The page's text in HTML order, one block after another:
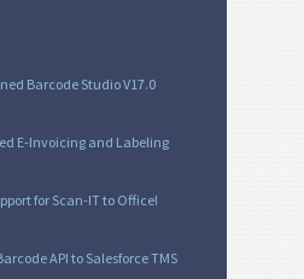
Barcode Studio V17.0
E-Invoicing and Labeling
for Scan-IT to Office!
API to Salesforce TMS